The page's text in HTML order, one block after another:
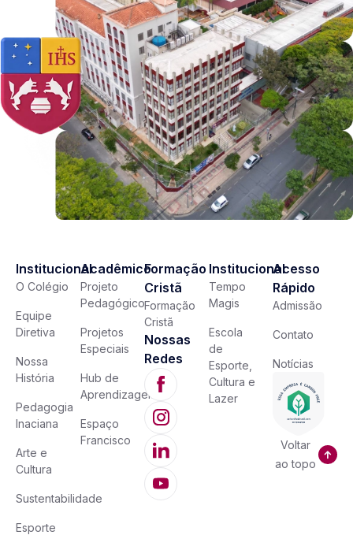
Institucional
O Colégio
Equipe
Diretiva
Nossa
História
Pedagogia
Inaciana
Arte e
Cultura
Sustentabilidade
Esporte
Acadêmico
Projeto
Pedagógico
Projetos
Especiais
Hub de
Aprendizagem
Espaço
Francisco
Formação
Cristã
Formação
Cristã
Nossas
Redes
Institucional
Tempo
Magis
Escola
de
Esporte,
Cultura e
Lazer
Acesso
Rápido
Admissão
Contato
Notícias
Voltar
ao topo